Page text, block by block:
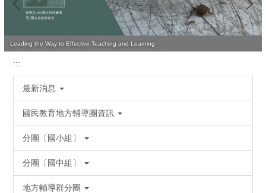
Quality Teaching Is Vital for Improving Student Learning
Leading the Way to Effective Teaching and Learning
:::
最新消息
國民教育地方輔導團資訊
分團〔國小組〕
分團〔國中組〕
地方輔導群分團